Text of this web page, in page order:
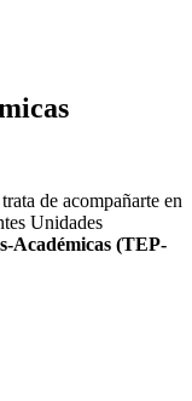
de acompañarte en
Unidades
Académicas (TEP-